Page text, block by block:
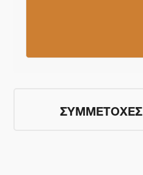
ΣΥΜΜΕΤΟΧΕΣ